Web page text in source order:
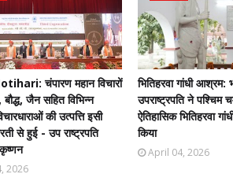
चंपारण महान विचारों
जैन सहित विभिन्न
की उत्पत्ति इसी
से हुई - उप राष्ट्रपति
2026
भितिहरवा गांधी आश्रम:
उपराष्ट्रपति ने पश्चिम
ऐतिहासिक भितिहरवा
किया
April 04, 2026